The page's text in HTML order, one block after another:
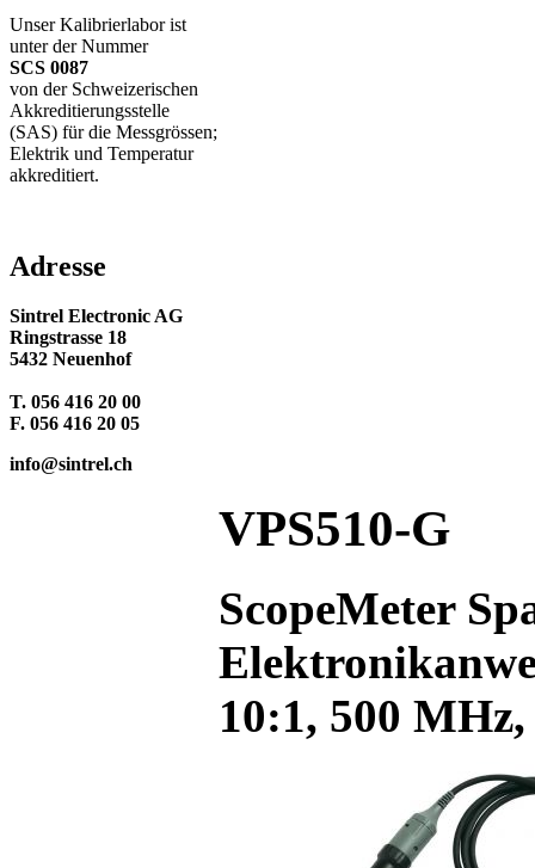
Unser Kalibrierlabor ist
unter der Nummer
SCS 0087
von der Schweizerischen
Akkreditierungsstelle
(SAS) für die Messgrössen;
Elektrik und Temperatur
akkreditiert.
Adresse
Sintrel Electronic AG
Ringstrasse 18
5432 Neuenhof
T. 056 416 20 00
F. 056 416 20 05
info@sintrel.ch
VPS510-G
ScopeMeter
10:1, 500